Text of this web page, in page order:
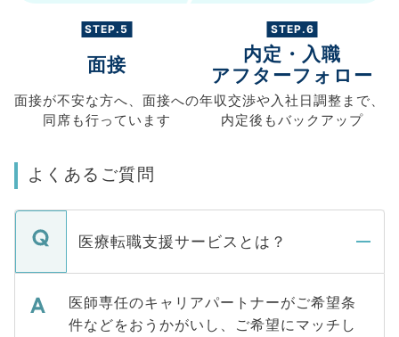
STEP.5
面接
面接が不安な方へ、 面接への
同席も行っています
STEP.6
内定・入職
アフターフォロー
年収交渉や入社日調整まで、
内定後もバックアップ
よくあるご質問
医療転職支援サービスとは？
医師専任のキャリアパートナーがご希望条
件などをおうかがいし、ご希望にマッチし